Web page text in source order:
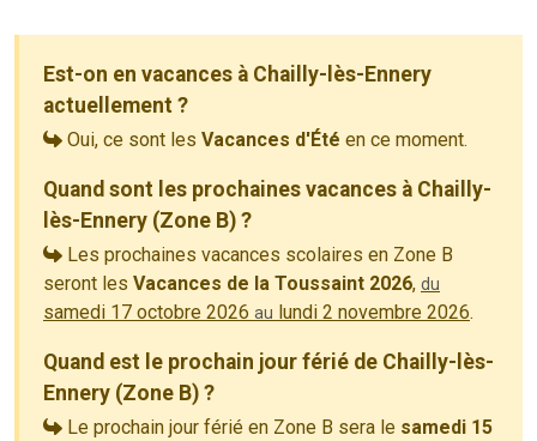
Est-on en vacances à Chailly-lès-Ennery
actuellement ?
Oui, ce sont les Vacances d'Été en ce moment.
Quand sont les prochaines vacances à Chailly-
lès-Ennery (Zone B) ?
Les prochaines vacances scolaires en Zone B
seront les Vacances de la Toussaint 2026, du
samedi 17 octobre 2026 au lundi 2 novembre 2026.
Quand est le prochain jour férié de Chailly-lès-
Ennery (Zone B) ?
Le prochain jour férié en Zone B sera le samedi 15